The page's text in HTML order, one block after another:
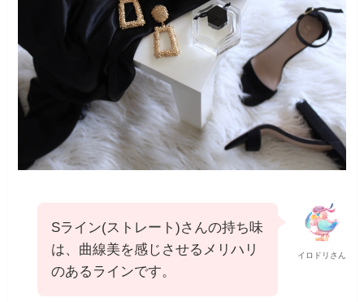
イロドリさん
Sライン(ストレート)さんの持ち味
は、曲線美を感じさせるメリハリ
のあるラインです。